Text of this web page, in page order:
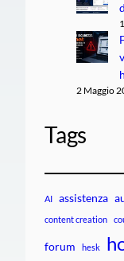
2 Maggio
Tags
AI assistenza
content creation
forum hesk